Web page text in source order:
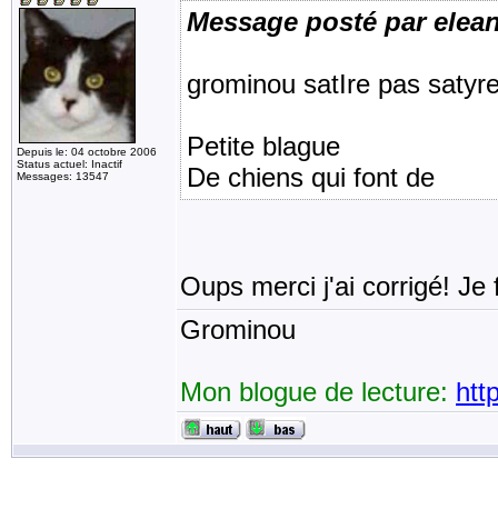
Depuis le: 04 octobre 2006
Status actuel: Inactif
Messages: 13547
Message posté par
grominou satIre pas
Petite blague
De chiens qui font de
Oups merci j'ai corrigé!
Grominou
Mon blogue de lecture: